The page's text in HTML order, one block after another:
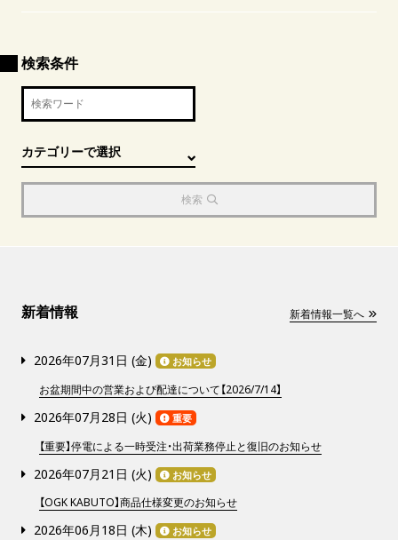
検索条件
検索
新着情報 新着情報一覧へ
2026年07月31日 (金) お知らせ
お盆期間中の営業および配達について【2026/7/14】
2026年07月28日 (火) 重要
【重要】停電による一時受注・出荷業務停止と復旧のお知らせ
2026年07月21日 (火) お知らせ
【OGK KABUTO】商品仕様変更のお知らせ
2026年06月18日 (木) お知らせ